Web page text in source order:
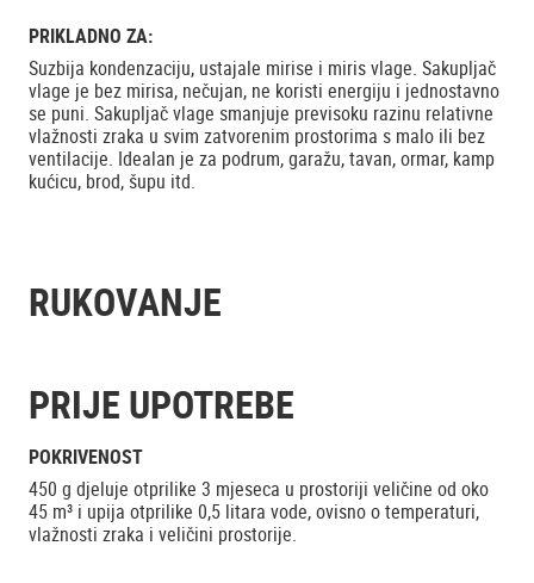
PRIKLADNO ZA:
Suzbija kondenzaciju, ustajale mirise i miris vlage. Sakupljač
vlage je bez mirisa, nečujan, ne koristi energiju i jednostavno
se puni. Sakupljač vlage smanjuje previsoku razinu relativne
vlažnosti zraka u svim zatvorenim prostorima s malo ili bez
ventilacije. Idealan je za podrum, garažu, tavan, ormar, kamp
kućicu, brod, šupu itd.
RUKOVANJE
PRIJE UPOTREBE
POKRIVENOST
450 g djeluje otprilike 3 mjeseca u prostoriji veličine od oko
45 m³ i upija otprilike 0,5 litara vode, ovisno o temperaturi,
vlažnosti zraka i veličini prostorije.